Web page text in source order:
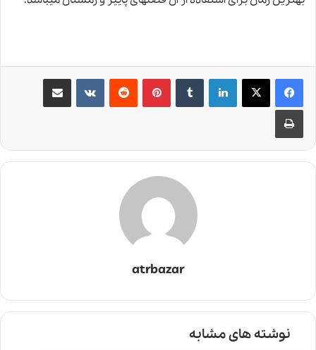
لینکدین ‫تامبلر ‫پین‌ترست‫رددیت ‫VKontakteاشتراک گذاری از طریق ایمیل
چاپ
atrbazar
نوشته های مشابه